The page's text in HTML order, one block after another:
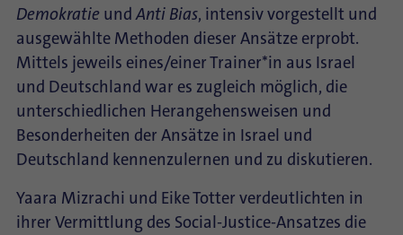
Demokratie undAnti Bias, intensiv vorgestellt und
ausgewählte Methoden dieser Ansätze erprobt.
Mittels jeweils eines/einer Trainer*in aus Israel
und Deutschland war es zugleich möglich, die
unterschiedlichen Herangehensweisen und
Besonderheiten der Ansätze in Israel und
Deutschland kennenzulernen und zu diskutieren.
Yaara Mizrachi und Eike Totter verdeutlichten in
ihrer Vermittlung des Social-Justice-Ansatzes die